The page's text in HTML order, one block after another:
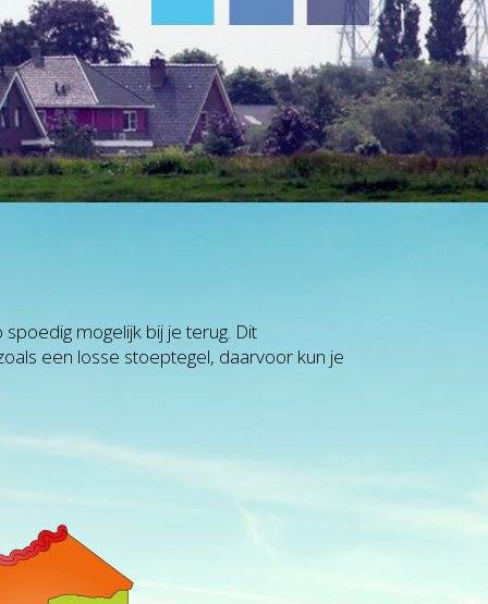
mogelijk bij je terug. Dit
een losse stoeptegel, daarvoor kun je